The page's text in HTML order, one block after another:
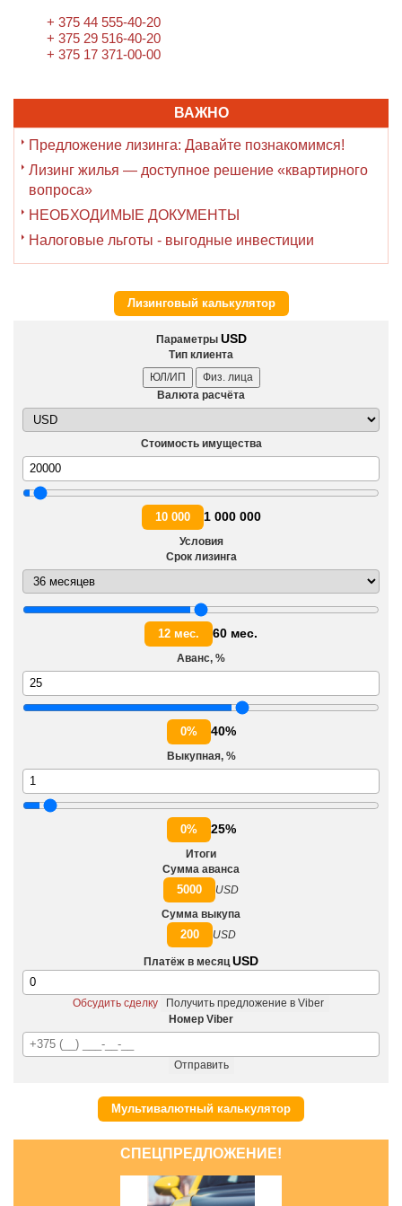
+ 375 44 555-40-20
+ 375 29 516-40-20
+ 375 17 371-00-00
ВАЖНО
Предложение лизинга: Давайте познакомимся!
Лизинг жилья — доступное решение «квартирного
вопроса»
НЕОБХОДИМЫЕ ДОКУМЕНТЫ
Налоговые льготы - выгодные инвестиции
Лизинговый калькулятор
Параметры USD
Тип клиента
ЮЛ/ИП
Физ. лица
Валюта расчёта
Стоимость имущества
10 000 1 000 000
Условия
Срок лизинга
12 мес. 60 мес.
Аванс, %
0% 40%
Выкупная, %
0% 25%
Итоги
Сумма аванса
5000
USD
Сумма выкупа
200 USD
Платёж в месяц USD
Обсудить сделку
Получить предложение в Viber
Номер Viber
Отправить
Мультивалютный калькулятор
СПЕЦПРЕДЛОЖЕНИЕ!